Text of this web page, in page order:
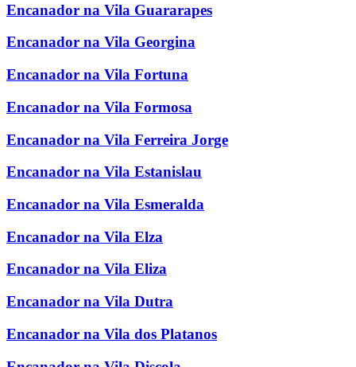
Encanador na Vila Guararapes
Encanador na Vila Georgina
Encanador na Vila Fortuna
Encanador na Vila Formosa
Encanador na Vila Ferreira Jorge
Encanador na Vila Estanislau
Encanador na Vila Esmeralda
Encanador na Vila Elza
Encanador na Vila Eliza
Encanador na Vila Dutra
Encanador na Vila dos Platanos